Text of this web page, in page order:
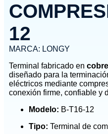
12
MARCA: LONGY
Terminal fabricado en
diseñado para la
eléctricos mediante
conexión firme, confiable y
Modelo: B-T16-12
Tipo: Terminal de